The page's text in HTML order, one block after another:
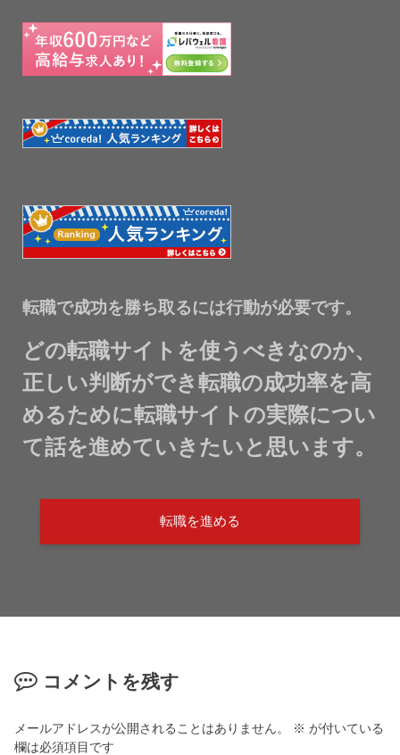
転職で成功を勝ち取るには行動が必要です。
どの転職サイトを使うべきなのか、
正しい判断ができ転職の成功率を高
めるために転職サイトの実際につい
て話を進めていきたいと思います。
転職を進める
コメントを残す
メールアドレスが公開されることはありません。 ※ が付いている
欄は必須項目です